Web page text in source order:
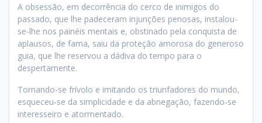
A obsessão, em decorrência do cerco de inimigos do
passado, que lhe padeceram injunções penosas, instalou-
se-lhe nos painéis mentais e, obstinado pela conquista de
aplausos, de fama, saiu da proteção amorosa do generoso
guia, que lhe reservou a dádiva do tempo para o
despertamente.
Tornando-se frívolo e imitando os triunfadores do mundo,
esqueceu-se da simplicidade e da abnegação, fazendo-se
interesseiro e atormentado.